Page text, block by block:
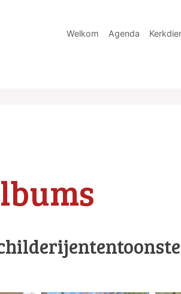
Welkom Agenda